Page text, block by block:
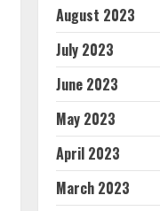
August 2023
July 2023
June 2023
May 2023
April 2023
March 2023